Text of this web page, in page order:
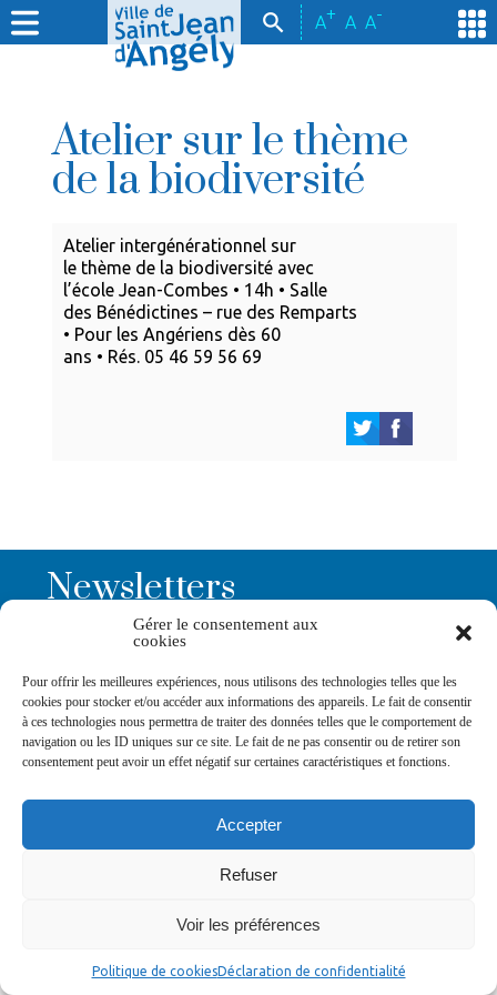
Gérer le consentement aux
cookies
Pour offrir les meilleures expériences, nous utilisons des technologies telles que les
cookies pour stocker et/ou accéder aux informations des appareils. Le fait de consentir
à ces technologies nous permettra de traiter des données telles que le comportement de
navigation ou les ID uniques sur ce site. Le fait de ne pas consentir ou de retirer son
consentement peut avoir un effet négatif sur certaines caractéristiques et fonctions.
Accepter
Refuser
Voir les préférences
Politique de cookiesDéclaration de confidentialité
A+ A A-
Atelier sur le thème
de la biodiversité
Atelier intergénérationnel sur
le thème de la biodiversité avec
l’école Jean-Combes • 14h • Salle
des Bénédictines – rue des Remparts
• Pour les Angériens dès 60
ans • Rés. 05 46 59 56 69
Newsletters
>
© Ville de Saint-Jean-d'Angély 2026
Découvrir la ville
Données personnelles